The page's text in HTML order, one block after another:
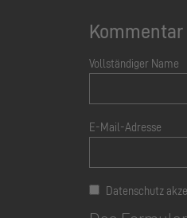
Vollständiger Name
E-Mail-Adresse
Datenschutz